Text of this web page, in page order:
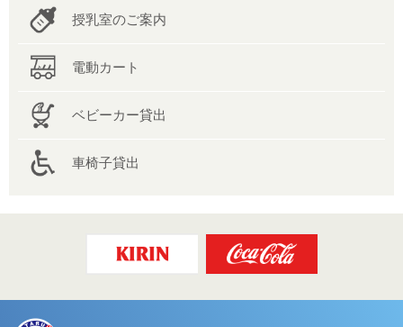
授乳室のご案内
電動カート
ベビーカー貸出
車椅子貸出